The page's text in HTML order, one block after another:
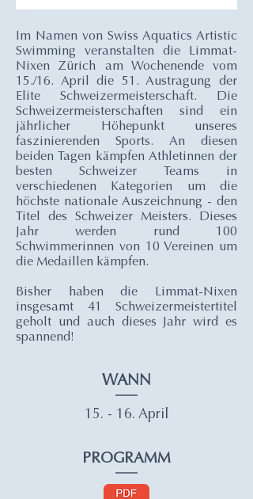
Im Namen von Swiss Aquatics Artistic
Swimming veranstalten die Limmat-
Nixen Zürich am Wochenende vom
15./16. April die 51. Austragung der
Elite Schweizermeisterschaft. Die
Schweizermeisterschaften sind ein
jährlicher Höhepunkt unseres
faszinierenden Sports. An diesen
beiden Tagen kämpfen Athletinnen der
besten Schweizer Teams in
verschiedenen Kategorien um die
höchste nationale Auszeichnung - den
Titel des Schweizer Meisters. Dieses
Jahr werden rund 100
Schwimmerinnen von 10 Vereinen um
die Medaillen kämpfen.
Bisher haben die Limmat-Nixen
insgesamt 41 Schweizermeistertitel
geholt und auch dieses Jahr wird es
spannend!
WANN
15. - 16. April
PROGRAMM